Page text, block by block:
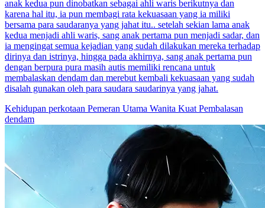
anak kedua pun dinobatkan sebagai ahli waris berikutnya dan
karena hal itu, ia pun membagi rata kekuasaan yang ia miliki
bersama para saudaranya yang jahat itu.. setelah sekian lama anak
kedua menjadi ahli waris, sang anak pertama pun menjadi sadar, dan
ia mengingat semua kejadian yang sudah dilakukan mereka terhadap
dirinya dan istrinya, hingga pada akhirnya, sang anak pertama pun
dengan berpura pura masih autis memiliki rencana untuk
membalaskan dendam dan merebut kembali kekuasaan yang sudah
disalah gunakan oleh para saudara saudarinya yang jahat.
Kehidupan perkotaan Pemeran Utama Wanita Kuat Pembalasan
dendam